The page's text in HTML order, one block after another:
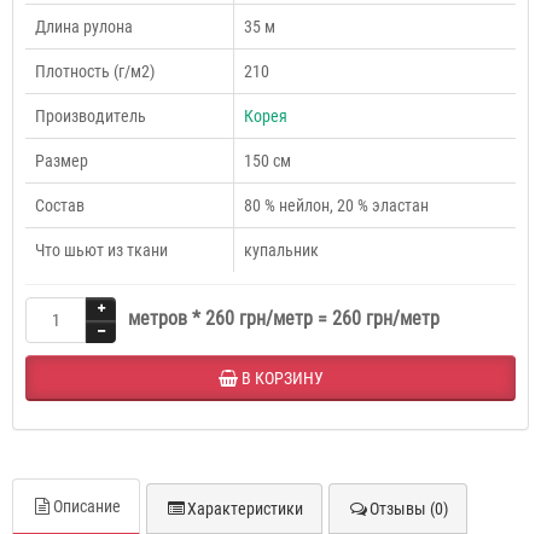
Длина рулона 35 м
Плотность (г/м2) 210
Производитель Корея
Размер 150 см
Состав 80 % нейлон, 20 % эластан
Что шьют из ткани купальник
метров * 260 грн/метр = 260 грн/метр
В КОРЗИНУ
Описание Характеристики Отзывы (0)